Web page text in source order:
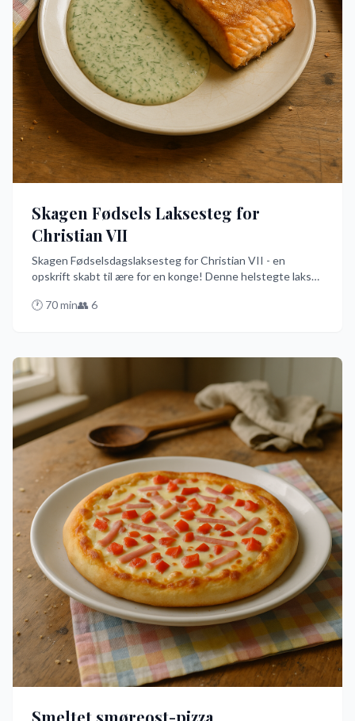
Skagen Fødsels Laksesteg for
Christian VII
Skagen Fødselsdagslaksesteg for Christian VII - en
opskrift skabt til ære for en konge! Denne helstegte laks
tilberede i ovnen og serveres med en cremet dildsauce, der
🕐 70min👥 6
Smeltet smøreost-pizza